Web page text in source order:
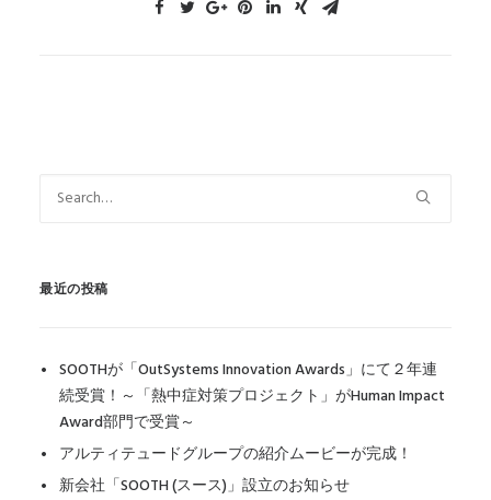
最近の投稿
SOOTHが「OutSystems Innovation Awards」にて２年連
続受賞！～「熱中症対策プロジェクト」がHuman Impact
Award部門で受賞～
アルティテュードグループの紹介ムービーが完成！
新会社「SOOTH (スース)」設立のお知らせ